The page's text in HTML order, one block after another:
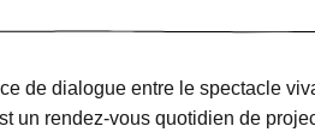
de dialogue entre le spectacle
un rendez-vous quotidien de